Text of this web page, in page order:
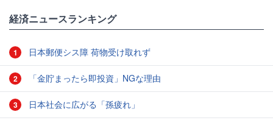
経済ニュースランキング
1 日本郵便シス障 荷物受け取れず
2 「金貯まったら即投資」NGな理由
3 日本社会に広がる「孫疲れ」